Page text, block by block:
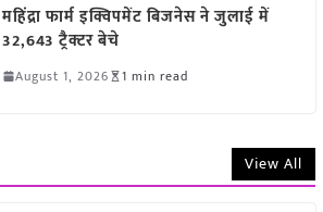
महिंद्रा फार्म इक्विपमेंट बिजनेस ने जुलाई में
32,643 ट्रैक्टर बेचे
August 1, 2026 1 min read
View All